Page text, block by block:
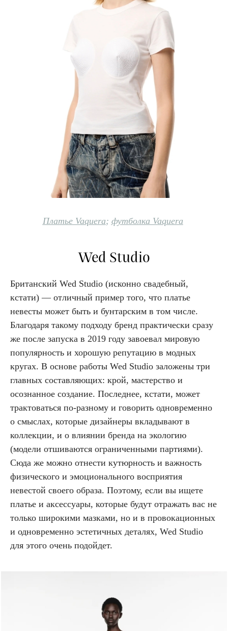
Платье Vaquera; футболка Vaquera
Wed Studio
Британский Wed Studio (исконно свадебный,
кстати) — отличный пример того, что платье
невесты может быть и бунтарским в том числе.
Благодаря такому подходу бренд практически сразу
же после запуска в 2019 году завоевал мировую
популярность и хорошую репутацию в модных
кругах. В основе работы Wed Studio заложены три
главных составляющих: крой, мастерство и
осознанное создание. Последнее, кстати, может
трактоваться по-разному и говорить одновременно
о смыслах, которые дизайнеры вкладывают в
коллекции, и о влиянии бренда на экологию
(модели отшиваются ограниченными партиями).
Сюда же можно отнести кутюрность и важность
физического и эмоционального восприятия
невестой своего образа. Поэтому, если вы ищете
платье и аксессуары, которые будут отражать вас не
только широкими мазками, но и в провокационных
и одновременно эстетичных деталях, Wed Studio
для этого очень подойдет.